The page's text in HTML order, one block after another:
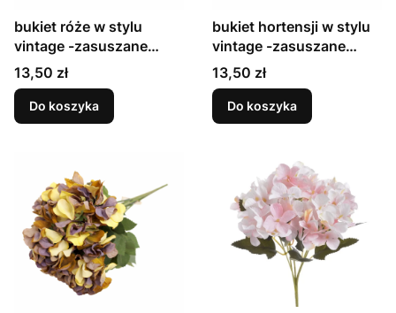
bukiet róże w stylu
vintage -zasuszane
płatki
Cena
13,50 zł
Do koszyka
bukiet hortensji w stylu
vintage -zasuszane
płatki
Cena
13,50 zł
Do koszyka